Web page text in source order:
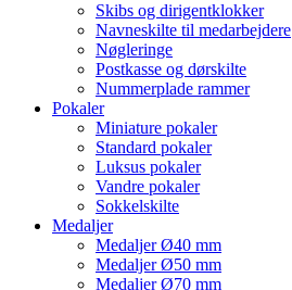
Skibs og dirigentklokker
Navneskilte til medarbejdere
Nøgleringe
Postkasse og dørskilte
Nummerplade rammer
Pokaler
Miniature pokaler
Standard pokaler
Luksus pokaler
Vandre pokaler
Sokkelskilte
Medaljer
Medaljer Ø40 mm
Medaljer Ø50 mm
Medaljer Ø70 mm